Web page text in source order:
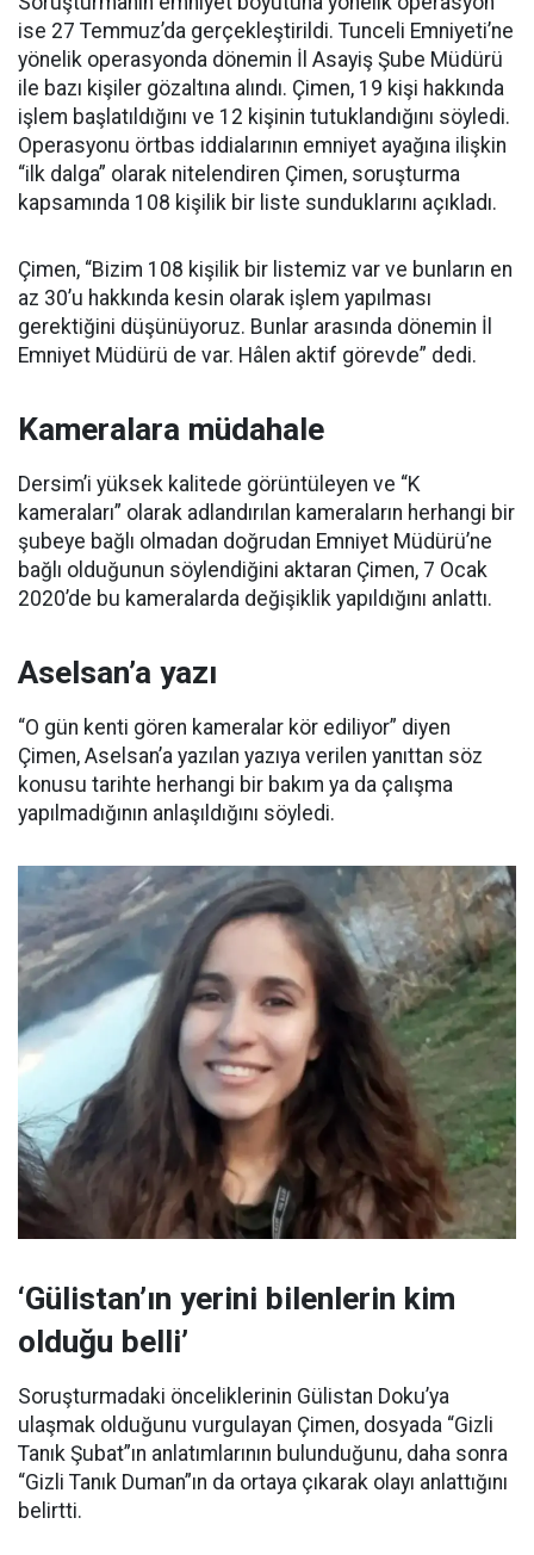
ise 27 Temmuz’da gerçekleştirildi. Tunceli Emniyeti’ne
yönelik operasyonda dönemin İl Asayiş Şube Müdürü
ile bazı kişiler gözaltına alındı. Çimen, 19 kişi hakkında
işlem başlatıldığını ve 12 kişinin tutuklandığını söyledi.
Operasyonu örtbas iddialarının emniyet ayağına ilişkin
“ilk dalga” olarak nitelendiren Çimen, soruşturma
kapsamında 108 kişilik bir liste sunduklarını açıkladı.
Çimen, “Bizim 108 kişilik bir listemiz var ve bunların en
az 30’u hakkında kesin olarak işlem yapılması
gerektiğini düşünüyoruz. Bunlar arasında dönemin İl
Emniyet Müdürü de var. Hâlen aktif görevde” dedi.
Kameralara müdahale
Dersim’i yüksek kalitede görüntüleyen ve “K
kameraları” olarak adlandırılan kameraların herhangi bir
şubeye bağlı olmadan doğrudan Emniyet Müdürü’ne
bağlı olduğunun söylendiğini aktaran Çimen, 7 Ocak
2020’de bu kameralarda değişiklik yapıldığını anlattı.
Aselsan’a yazı
“O gün kenti gören kameralar kör ediliyor” diyen
Çimen, Aselsan’a yazılan yazıya verilen yanıttan söz
konusu tarihte herhangi bir bakım ya da çalışma
yapılmadığının anlaşıldığını söyledi.
‘Gülistan’ın yerini bilenlerin kim
olduğu belli’
Soruşturmadaki önceliklerinin Gülistan Doku’ya
ulaşmak olduğunu vurgulayan Çimen, dosyada “Gizli
Tanık Şubat”ın anlatımlarının bulunduğunu, daha sonra
“Gizli Tanık Duman”ın da ortaya çıkarak olayı anlattığını
belirtti.